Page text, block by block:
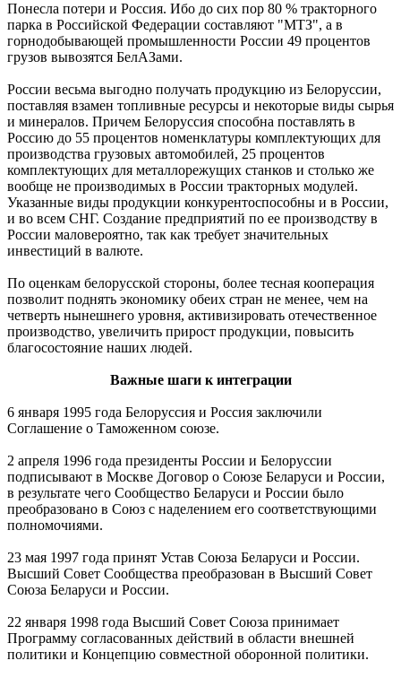
Понесла потери и Россия. Ибо до сих пор 80 % тракторного
парка в Российской Федерации составляют "МТЗ", а в
горнодобывающей промышленности России 49 процентов
грузов вывозятся БелАЗами.
России весьма выгодно получать продукцию из Белоруссии,
поставляя взамен топливные ресурсы и некоторые виды сырья
и минералов. Причем Белоруссия способна поставлять в
Россию до 55 процентов номенклатуры комплектующих для
производства грузовых автомобилей, 25 процентов
комплектующих для металлорежущих станков и столько же
вообще не производимых в России тракторных модулей.
Указанные виды продукции конкурентоспособны и в России,
и во всем СНГ. Создание предприятий по ее производству в
России маловероятно, так как требует значительных
инвестиций в валюте.
По оценкам белорусской стороны, более тесная кооперация
позволит поднять экономику обеих стран не менее, чем на
четверть нынешнего уровня, активизировать отечественное
производство, увеличить прирост продукции, повысить
благосостояние наших людей.
Важные шаги к интеграции
6 января 1995 года Белоруссия и Россия заключили
Соглашение о Таможенном союзе.
2 апреля 1996 года президенты России и Белоруссии
подписывают в Москве Договор о Союзе Беларуси и России,
в результате чего Сообщество Беларуси и России было
преобразовано в Союз с наделением его соответствующими
полномочиями.
23 мая 1997 года принят Устав Союза Беларуси и России.
Высший Совет Сообщества преобразован в Высший Совет
Союза Беларуси и России.
22 января 1998 года Высший Совет Союза принимает
Программу согласованных действий в области внешней
политики и Концепцию совместной оборонной политики.